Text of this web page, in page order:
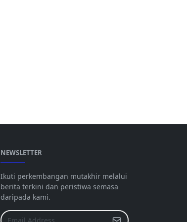
NEWSLETTER
Ikuti perkembangan mutakhir melalui
berita terkini dan peristiwa semasa
daripada kami.